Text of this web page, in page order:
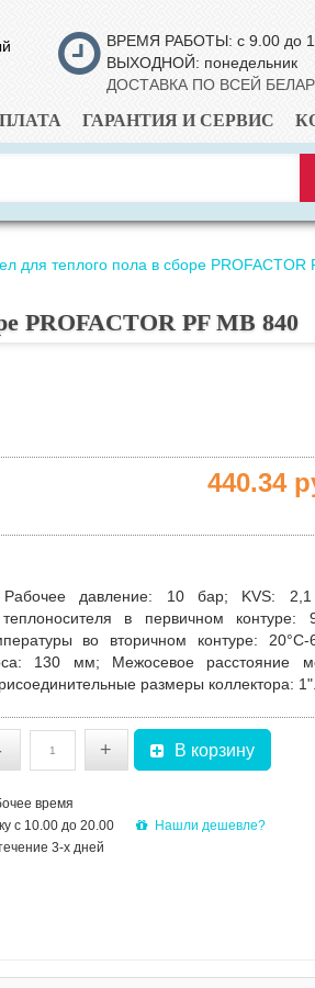
ВРЕМЯ РАБОТЫ: с 9.00 до
ВЫХОДНОЙ: понедельник
ДОСТАВКА ПО ВСЕЙ
ГАРАНТИЯ И СЕРВИС
для теплого пола в сборе PROFACTOR
PROFACTOR PF MB 840
440.34
Рабочее давление: 10 бар; KVS: 2,1
в первичном контуре:
во вторичном контуре: 20°С-
: 130 мм; Межосевое расстояние
размеры коллектора: 1".
+ В корзину
время
с 10.00 до 20.00
3-х дней
Нашли дешевле?